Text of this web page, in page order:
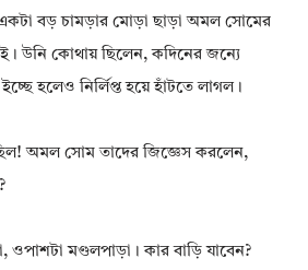
বড় চামড়ার মোড়া ছাড়া অমল সোমের
উনি কোথায় ছিলেন, কদিনের জন্যে
হলেও নির্লিপ্ত হয়ে হাঁটতে লাগল।
অমল সোম তাদের জিজ্ঞেস করলেন,
মণ্ডলপাড়া। কার বাড়ি যাবেন?